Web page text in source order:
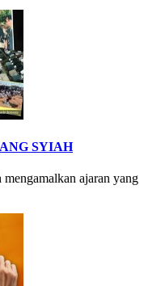
SYIAH
ajaran yang